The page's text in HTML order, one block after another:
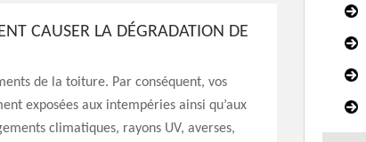
CAUSER LA DÉGRADATION DE
de la toiture. Par conséquent, vos
exposées aux intempéries ainsi qu’aux
climatiques, rayons UV, averses,